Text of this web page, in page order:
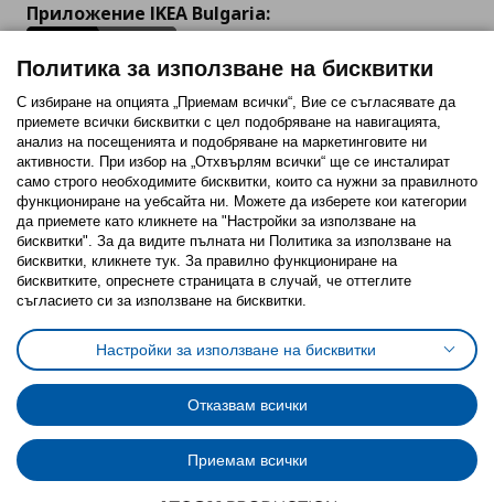
Приложение IKEA Bulgaria:
Последвайте ни:
FacebookTwitterYoutubePinterestInstagram
Политика за използване на бисквитки (Cookies)
Избор на настройки за използване на бисквитки
Условия за ползване на ikea.bgОбща политика за личните данни
Политика за защита на личните данни на ikea.bg
Общи условия на програма IKEA Family
Политика за защита на лични данни на програма IKEA Family
© Inter-IKEA Systems B.V. 1999 - 2025
Политика за използване на бисквитки
С избиране на опцията „Приемам всички“, Вие се съгласявате да
приемете всички бисквитки с цел подобряване на навигацията,
анализ на посещенията и подобряване на маркетинговите ни
активности. При избор на „Отхвърлям всички“ ще се инсталират
само строго необходимитe бисквитки, които са нужни за правилното
функциониране на уебсайта ни. Можете да изберете кои категории
да приемете като кликнете на "Настройки за използване на
бисквитки". За да видите пълната ни Политика за използване на
бисквитки, кликнете тук. За правилно функциониране на
бисквитките, опреснете страницата в случай, че оттеглите
съгласието си за използване на бисквитки.
Настройки за използване на бисквитки
Отказвам всички
Приемам всички